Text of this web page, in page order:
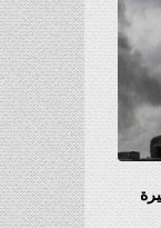
مسيرة